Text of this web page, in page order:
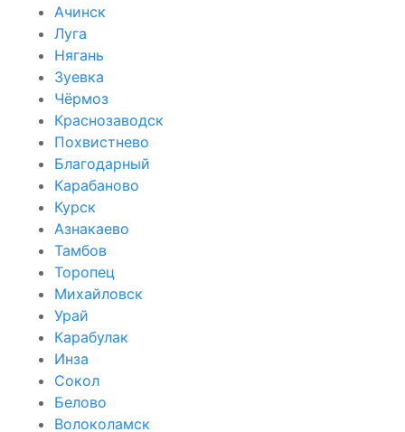
Ачинск
Луга
Нягань
Зуевка
Чёрмоз
Краснозаводск
Похвистнево
Благодарный
Карабаново
Курск
Азнакаево
Тамбов
Торопец
Михайловск
Урай
Карабулак
Инза
Сокол
Белово
Волоколамск